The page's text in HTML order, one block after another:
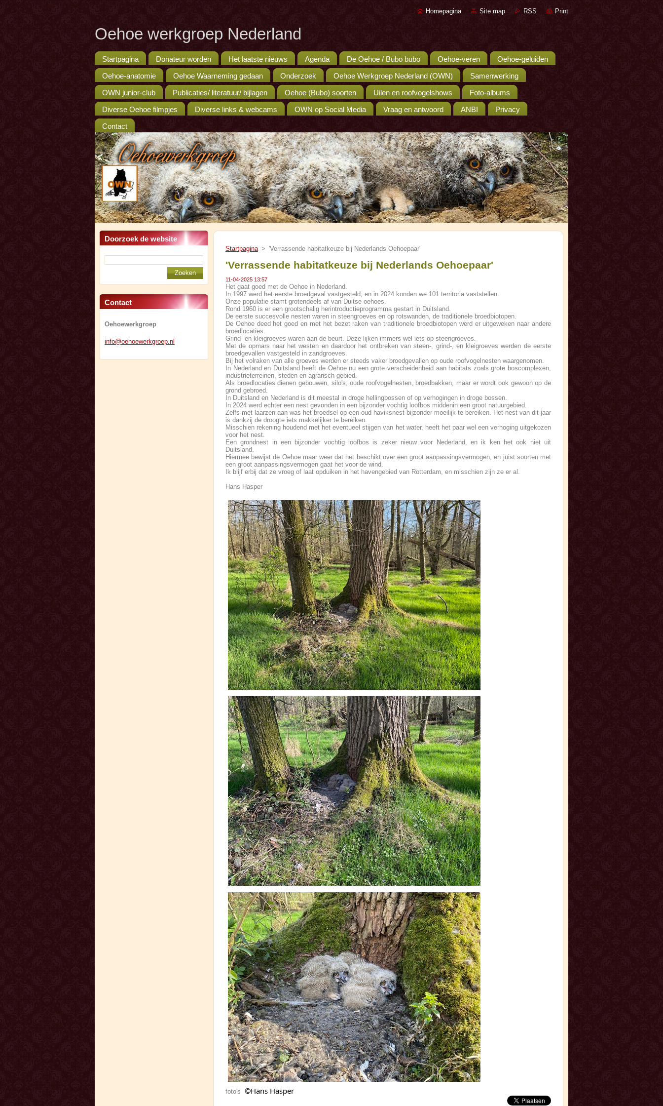
Homepagina Site map RSS Print
Oehoe werkgroep Nederland
Startpagina Donateur worden Het laatste nieuws Agenda De Oehoe / Bubo bubo Oehoe-veren Oehoe-geluiden
Oehoe-anatomie Oehoe Waarneming gedaan Onderzoek Oehoe Werkgroep Nederland (OWN) Samenwerking
OWN junior-club Publicaties/ literatuur/ bijlagen Oehoe (Bubo) soorten Uilen en roofvogelshows Foto-albums
Diverse Oehoe filmpjes Diverse links & webcams OWN op Social Media Vraag en antwoord ANBI Privacy
Contact
Doorzoek de website
Contact
Oehoewerkgroep
info@oehoewerkgroep.nl
Startpagina > 'Verrassende habitatkeuze bij Nederlands Oehoepaar'
'Verrassende habitatkeuze bij Nederlands Oehoepaar'
11-04-2025 13:57
Het gaat goed met de Oehoe in Nederland.
In 1997 werd het eerste broedgeval vastgesteld, en in 2024 konden we 101 territoria vaststellen.
Onze populatie stamt grotendeels af van Duitse oehoes.
Rond 1960 is er een grootschalig herintroductieprogramma gestart in Duitsland.
De eerste succesvolle nesten waren in steengroeves en op rotswanden, de traditionele broedbiotopen.
De Oehoe deed het goed en met het bezet raken van traditionele broedbiotopen werd er uitgeweken naar andere
broedlocaties.
Grind- en kleigroeves waren aan de beurt. Deze lijken immers wel iets op steengroeves.
Met de opmars naar het westen en daardoor het ontbreken van steen-, grind-, en kleigroeves werden de eerste
broedgevallen vastgesteld in zandgroeves.
Bij het volraken van alle groeves werden er steeds vaker broedgevallen op oude roofvogelnesten waargenomen.
In Nederland en Duitsland heeft de Oehoe nu een grote verscheidenheid aan habitats zoals grote boscomplexen,
industrieterreinen, steden en agrarisch gebied.
Als broedlocaties dienen gebouwen, silo's, oude roofvogelnesten, broedbakken, maar er wordt ook gewoon op de
grond gebroed.
In Duitsland en Nederland is dit meestal in droge hellingbossen of op verhogingen in droge bossen.
In 2024 werd echter een nest gevonden in een bijzonder vochtig loofbos middenin een groot natuurgebied.
Zelfs met laarzen aan was het broedsel op een oud haviksnest bijzonder moeilijk te bereiken. Het nest van dit jaar
is dankzij de droogte iets makkelijker te bereiken.
Misschien rekening houdend met het eventueel stijgen van het water, heeft het paar wel een verhoging uitgekozen
voor het nest.
Een grondnest in een bijzonder vochtig loofbos is zeker nieuw voor Nederland, en ik ken het ook niet uit
Duitsland.
Hiermee bewijst de Oehoe maar weer dat het beschikt over een groot aanpassingsvermogen, en juist soorten met
een groot aanpassingsvermogen gaat het voor de wind.
Ik blijf erbij dat ze vroeg of laat opduiken in het havengebied van Rotterdam, en misschien zijn ze er al.
Hans Hasper
foto's ©Hans Hasper